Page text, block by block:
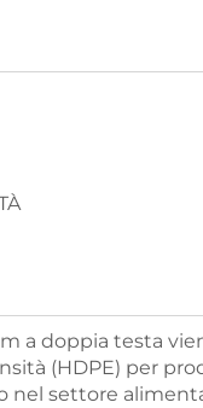
a doppia testa
(HDPE) per
settore